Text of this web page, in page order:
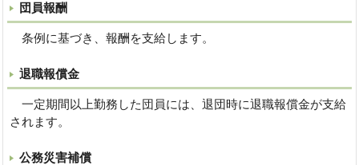
団員報酬
条例に基づき、報酬を支給します。
退職報償金
一定期間以上勤務した団員には、退団時に退職報償金が支給
されます。
公務災害補償